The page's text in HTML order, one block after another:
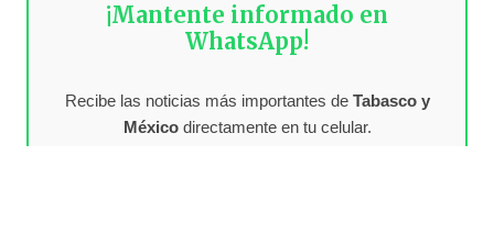
¡Mantente informado en
WhatsApp!
Recibe las noticias más importantes de Tabasco y
Méxicodirectamente en tu celular.